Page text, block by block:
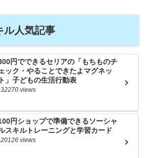
ル人気記事
円でできるセリアの「もちものチ
ック・やることできたよマグネッ
ト」子どもの生活行動表
32270 views
円ショップで準備できるソーシャ
スキルトレーニングと学習カード
20126 views